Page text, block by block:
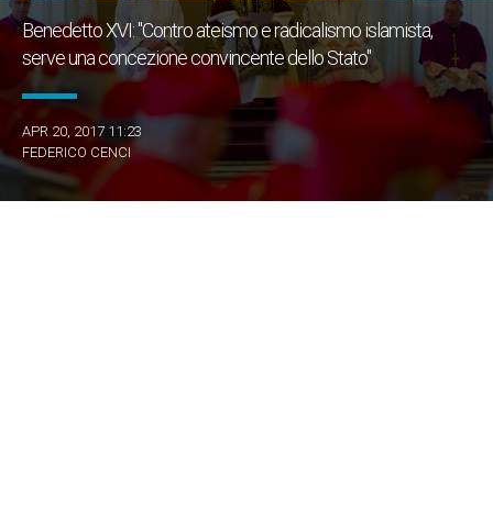
Benedetto XVI: "Contro ateismo e radicalismo islamista,
serve una concezione convincente dello Stato"
APR 20, 2017 11:23
FEDERICO CENCI